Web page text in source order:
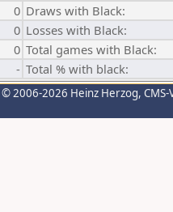
0 Draws with Black:
0 Losses with Black:
0 Total games with Black:
- Total % with black:
© 2006-2026 Heinz Herzog,